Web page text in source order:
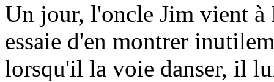
Un jour, l'oncle Jim vient à
essaie d'en montrer
lorsqu'il la voie danser, il